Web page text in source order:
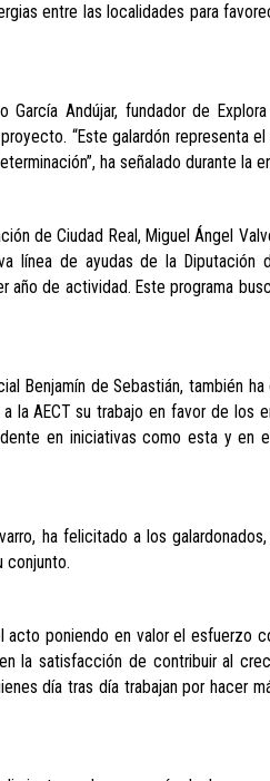
entre las localidades para
Andújar, fundador de
“Este galardón representa
ha señalado durante la
de Ciudad Real, Miguel Ángel
línea de ayudas de la Diputación
año de actividad. Este programa
Benjamín de Sebastián, también
AECT su trabajo en favor de los
en iniciativas como esta y en
ha felicitado a los
conjunto.
acto poniendo en valor el esfuerzo
la satisfacción de contribuir al
día tras día trabajan por hacer